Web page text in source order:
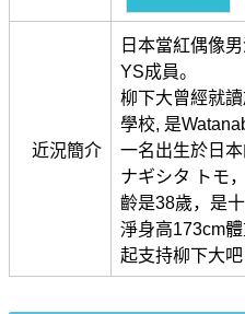
近況簡介
日本當紅偶像
YS成員。
柳下大曾經就
學校, 是
一名出生於日
ナギシタ トモ
齡是38歲，是
淨身高173cm
起支持柳下大吧